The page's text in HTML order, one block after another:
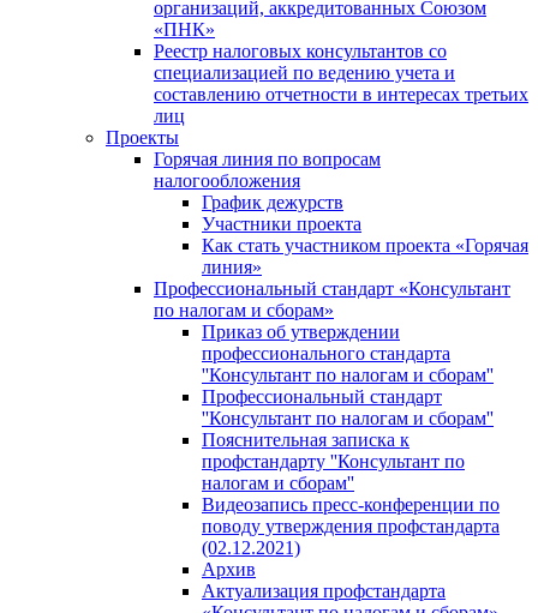
организаций, аккредитованных Союзом
«ПНК»
Реестр налоговых консультантов со
специализацией по ведению учета и
составлению отчетности в интересах третьих
лиц
Проекты
Горячая линия по вопросам
налогообложения
График дежурств
Участники проекта
Как стать участником проекта «Горячая
линия»
Профессиональный стандарт «Консультант
по налогам и сборам»
Приказ об утверждении
профессионального стандарта
''Консультант по налогам и сборам''
Профессиональный стандарт
''Консультант по налогам и сборам''
Пояснительная записка к
профстандарту ''Консультант по
налогам и сборам''
Видеозапись пресс-конференции по
поводу утверждения профстандарта
(02.12.2021)
Архив
Актуализация профстандарта